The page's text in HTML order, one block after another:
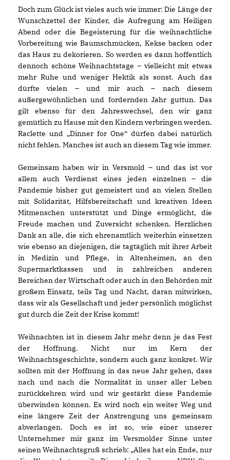
Doch zum Glück ist vieles auch wie immer: Die Länge der
Wunschzettel der Kinder, die Aufregung am Heiligen
Abend oder die Begeisterung für die weihnachtliche
Vorbereitung wie Baumschmücken, Kekse backen oder
das Haus zu dekorieren. So werden es dann hoffentlich
dennoch schöne Weihnachtstage – vielleicht mit etwas
mehr Ruhe und weniger Hektik als sonst. Auch das
dürfte vielen – und mir auch – nach diesem
außergewöhnlichen und fordernden Jahr guttun. Das
gilt ebenso für den Jahreswechsel, den wir ganz
gemütlich zu Hause mit den Kindern verbringen werden.
Raclette und „Dinner for One“ dürfen dabei natürlich
nicht fehlen. Manches ist auch an diesem Tag wie immer.
Gemeinsam haben wir in Versmold – und das ist vor
allem auch Verdienst eines jeden einzelnen – die
Pandemie bisher gut gemeistert und an vielen Stellen
mit Solidarität, Hilfsbereitschaft und kreativen Ideen
Mitmenschen unterstützt und Dinge ermöglicht, die
Freude machen und Zuversicht schenken. Herzlichen
Dank an alle, die sich ehrenamtlich weiterhin einsetzen
wie ebenso an diejenigen, die tagtäglich mit ihrer Arbeit
in Medizin und Pflege, in Altenheimen, an den
Supermarktkassen und in zahlreichen anderen
Bereichen der Wirtschaft oder auch in den Behörden mit
großem Einsatz, teils Tag und Nacht, daran mitwirken,
dass wir als Gesellschaft und jeder persönlich möglichst
gut durch die Zeit der Krise kommt!
Weihnachten ist in diesem Jahr mehr denn je das Fest
der Hoffnung. Nicht nur im Kern der
Weihnachtsgeschichte, sondern auch ganz konkret. Wir
sollten mit der Hoffnung in das neue Jahr gehen, dass
nach und nach die Normalität in unser aller Leben
zurückkehren wird und wir gestärkt diese Pandemie
überwinden können. Es wird noch ein weiter Weg und
eine längere Zeit der Anstrengung uns gemeinsam
abverlangen. Doch es ist so, wie einer unserer
Unternehmer mir ganz im Versmolder Sinne unter
seinen Weihnachtsgruß schrieb: „Alles hat ein Ende, nur